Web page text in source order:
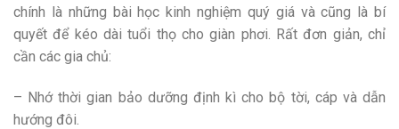
chính là những bài học kinh nghiệm quý giá và cũng là bí
quyết để kéo dài tuổi thọ cho giàn phơi. Rất đơn giản, chỉ
cần các gia chủ:
– Nhớ thời gian bảo dưỡng định kì cho bộ tời, cáp và dẫn
hướng đôi.